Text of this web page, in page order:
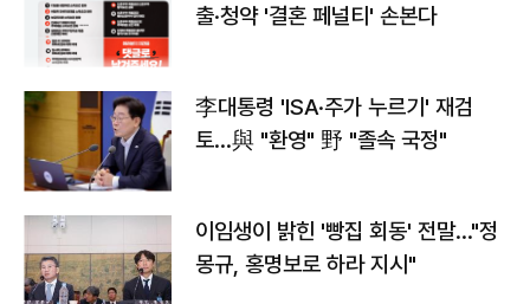
출·청약 '결혼 페널티' 손본다
李대통령 'ISA·주가 누르기' 재검
토…與 "환영" 野 "졸속 국정"
이임생이 밝힌 '빵집 회동' 전말…"정
몽규, 홍명보로 하라 지시"